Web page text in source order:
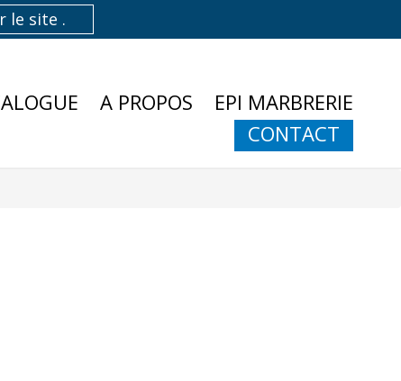
A PROPOS
EPI MARBRERIE
CONTACT